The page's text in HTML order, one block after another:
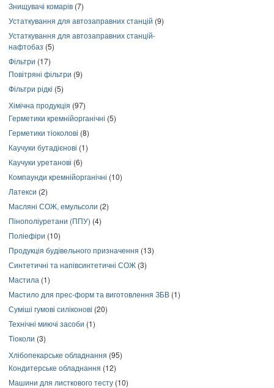
Знищувачі комарів (7)
Устаткування для автозаправних станцій (9)
Устаткування для автозаправних станцій-
нафтобаз (5)
Фільтри (17)
Повітряні фільтри (9)
Фільтри рідкі (5)
Хімічна продукція (97)
Герметики кремнійорганічні (5)
Герметики тіоколові (8)
Каучуки бутадієнові (1)
Каучуки уретанові (6)
Компаунди кремнійорганічні (10)
Латекси (2)
Масляні СОЖ, емульсоли (2)
Пінополіуретани (ППУ) (4)
Поліефіри (10)
Продукція будівельного призначення (13)
Синтетичні та напівсинтетичні СОЖ (3)
Мастила (1)
Мастило для прес-форм та виготовлення ЗБВ (1)
Суміші гумові силіконові (20)
Технічні миючі засоби (1)
Тіоколи (3)
Хлібопекарське обладнання (95)
Кондитерське обладнання (12)
Машини для листкового тесту (10)